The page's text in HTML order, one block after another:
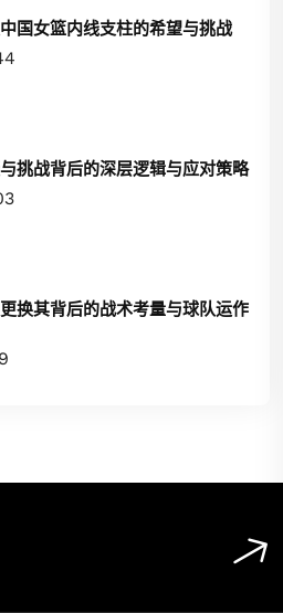
国女篮内线支柱的希望与挑战
挑战背后的深层逻辑与应对策略
换其背后的战术考量与球队运作